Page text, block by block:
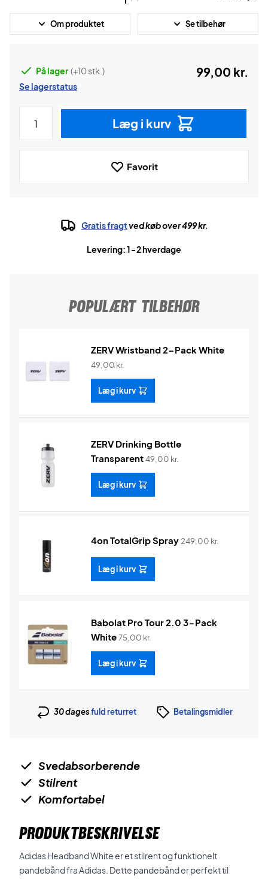
Om produktet Se tilbehør
På lager (+10 stk.)
Se lagerstatus
99,00 kr.
Læg i kurv
Favorit
Gratis fragtved køb over 499 kr.
Levering: 1-2 hverdage
POPULÆRT TILBEHØR
ZERV Wristband 2-Pack White
49,00 kr.
Læg i kurv
ZERV Drinking Bottle
Transparent49,00 kr.
Læg i kurv
4on TotalGrip Spray 249,00 kr.
Læg i kurv
Babolat Pro Tour 2.0 3-Pack
White75,00 kr.
Læg i kurv
30 dagesfuld returret Betalingsmidler
Svedabsorberende
Stilrent
Komfortabel
PRODUKTBESKRIVELSE
Adidas Headband White er et stilrent og funktionelt
pandebånd fra Adidas. Dette pandebånd er perfekt til